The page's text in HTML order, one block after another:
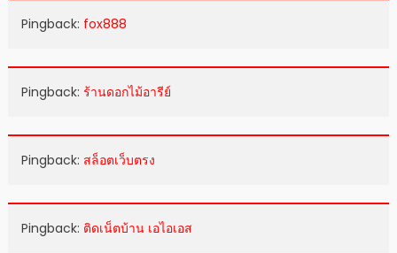
Pingback: fox888
Pingback: ร้านดอกไม้อารีย์
Pingback: สล็อตเว็บตรง
Pingback: ติดเน็ตบ้าน เอไอเอส